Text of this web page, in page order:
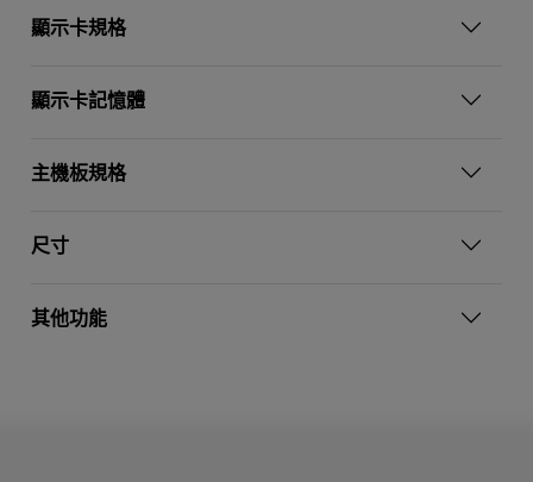
顯示卡規格
顯示卡記憶體
主機板規格
尺寸
其他功能